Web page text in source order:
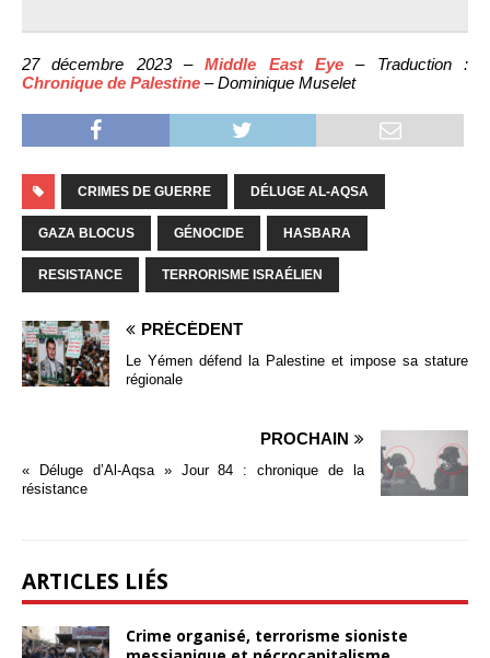
27 décembre 2023 –Middle East Eye – Traduction :
Chronique de Palestine – Dominique Muselet
CRIMES DE GUERRE DÉLUGE AL-AQSA
GAZA BLOCUS GÉNOCIDE HASBARA
RESISTANCE TERRORISME ISRAÉLIEN
PRÉCÉDENT
Le Yémen défend la Palestine et impose sa stature
régionale
PROCHAIN
« Déluge d’Al-Aqsa » Jour 84 : chronique de la
résistance
ARTICLES LIÉS
Crime organisé, terrorisme sioniste